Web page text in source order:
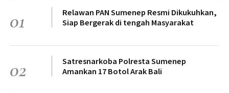
01
Relawan PAN Sumenep Resmi Dikukuhkan,
Siap Bergerak di tengah Masyarakat
02
Satresnarkoba Polresta Sumenep
Amankan 17 Botol Arak Bali